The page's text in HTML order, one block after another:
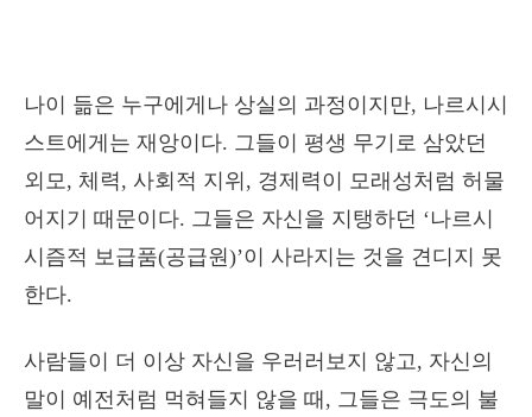
나이 듦은 누구에게나 상실의 과정이지만, 나르시시
스트에게는 재앙이다. 그들이 평생 무기로 삼았던
외모, 체력, 사회적 지위, 경제력이 모래성처럼 허물
어지기 때문이다. 그들은 자신을 지탱하던 ‘나르시
시즘적 보급품(공급원)’이 사라지는 것을 견디지 못
한다.
사람들이 더 이상 자신을 우러러보지 않고, 자신의
말이 예전처럼 먹혀들지 않을 때, 그들은 극도의 불